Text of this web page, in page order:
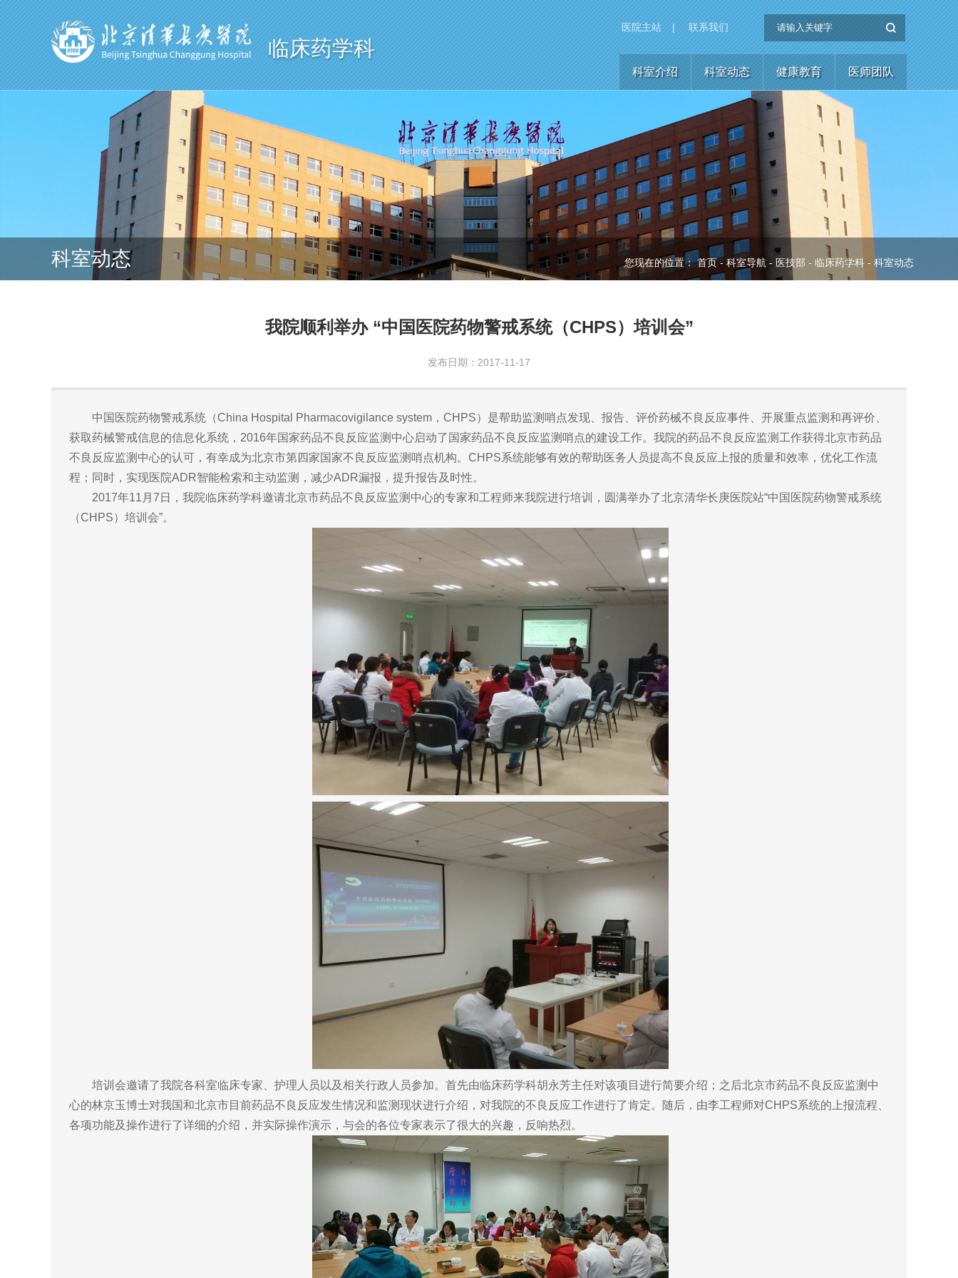
临床药学科
医院主站 | 联系我们
科室介绍 科室动态 健康教育 医师团队
科室动态 您现在的位置：首页- 科室导航 - 医技部 - 临床药学科 - 科室动态
我院顺利举办 “中国医院药物警戒系统（CHPS）培训会”
发布日期：2017-11-17
中国医院药物警戒系统（China Hospital Pharmacovigilance system，CHPS）是帮助监测哨点发现、报告、评价药械不良反应事件、开展重点监测和再评价、
获取药械警戒信息的信息化系统，2016年国家药品不良反应监测中心启动了国家药品不良反应监测哨点的建设工作。我院的药品不良反应监测工作获得北京市药品
不良反应监测中心的认可，有幸成为北京市第四家国家不良反应监测哨点机构。CHPS系统能够有效的帮助医务人员提高不良反应上报的质量和效率，优化工作流
程；同时，实现医院ADR智能检索和主动监测，减少ADR漏报，提升报告及时性。
2017年11月7日，我院临床药学科邀请北京市药品不良反应监测中心的专家和工程师来我院进行培训，圆满举办了北京清华长庚医院站“中国医院药物警戒系统
（CHPS）培训会”。
培训会邀请了我院各科室临床专家、护理人员以及相关行政人员参加。首先由临床药学科胡永芳主任对该项目进行简要介绍；之后北京市药品不良反应监测中
心的林京玉博士对我国和北京市目前药品不良反应发生情况和监测现状进行介绍，对我院的不良反应工作进行了肯定。随后，由李工程师对CHPS系统的上报流程、
各项功能及操作进行了详细的介绍，并实际操作演示，与会的各位专家表示了很大的兴趣，反响热烈。